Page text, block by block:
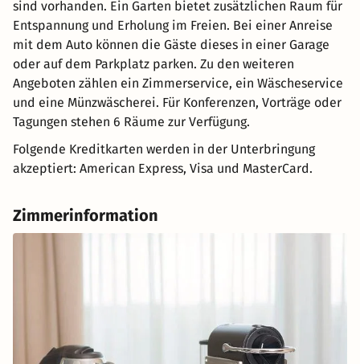
sind vorhanden. Ein Garten bietet zusätzlichen Raum für
Entspannung und Erholung im Freien. Bei einer Anreise
mit dem Auto können die Gäste dieses in einer Garage
oder auf dem Parkplatz parken. Zu den weiteren
Angeboten zählen ein Zimmerservice, ein Wäscheservice
und eine Münzwäscherei. Für Konferenzen, Vorträge oder
Tagungen stehen 6 Räume zur Verfügung.
Folgende Kreditkarten werden in der Unterbringung
akzeptiert: American Express, Visa und MasterCard.
Zimmerinformation